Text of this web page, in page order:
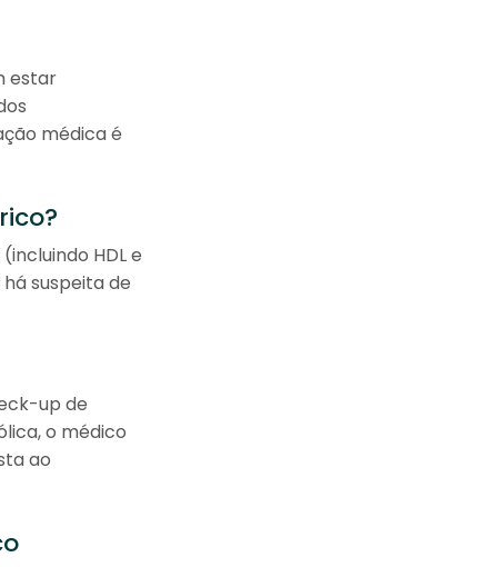
estar
médica é
HDL e
suspeita de
up de
o médico
ao